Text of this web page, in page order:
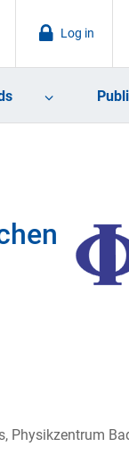
Log in
Physikzentrum